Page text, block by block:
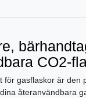
CO2-
för gasflaskor är den
återanvändbara